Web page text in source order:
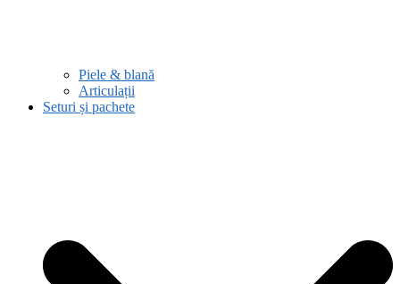
Piele & blană
Articulații
Seturi și pachete